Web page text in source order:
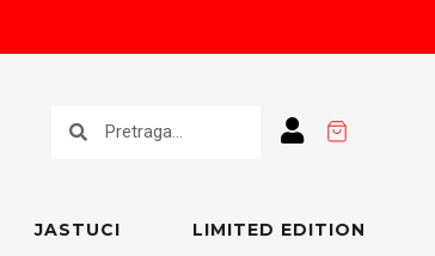
JASTUCI LIMITED EDITION